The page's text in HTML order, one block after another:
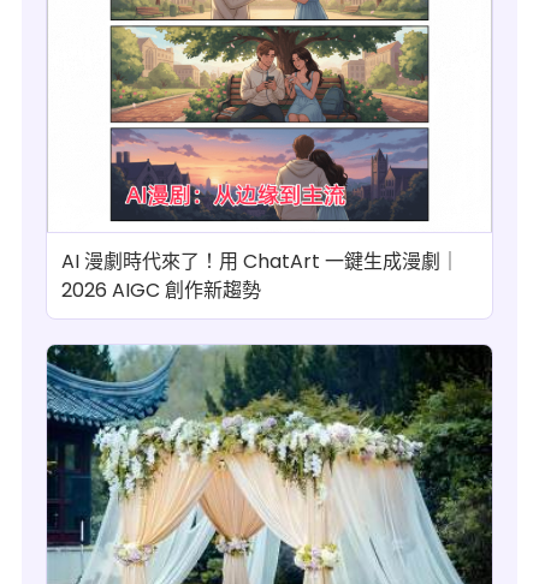
AI 漫劇時代來了！用 ChatArt 一鍵生成漫劇｜
2026 AIGC 創作新趨勢